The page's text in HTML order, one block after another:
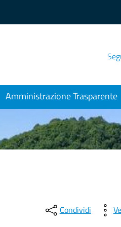
Amministrazione Trasparente
Condividi